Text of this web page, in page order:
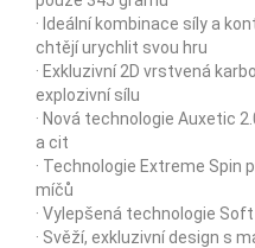
· Ideální kombinace síly a
chtějí urychlit svou hru
· Exkluzivní 2D vrstvená
explozivní sílu
· Nová technologie Auxetic
a cit
· Technologie Extreme
míčů
· Vylepšená technologie
· Svěží, exkluzivní design s